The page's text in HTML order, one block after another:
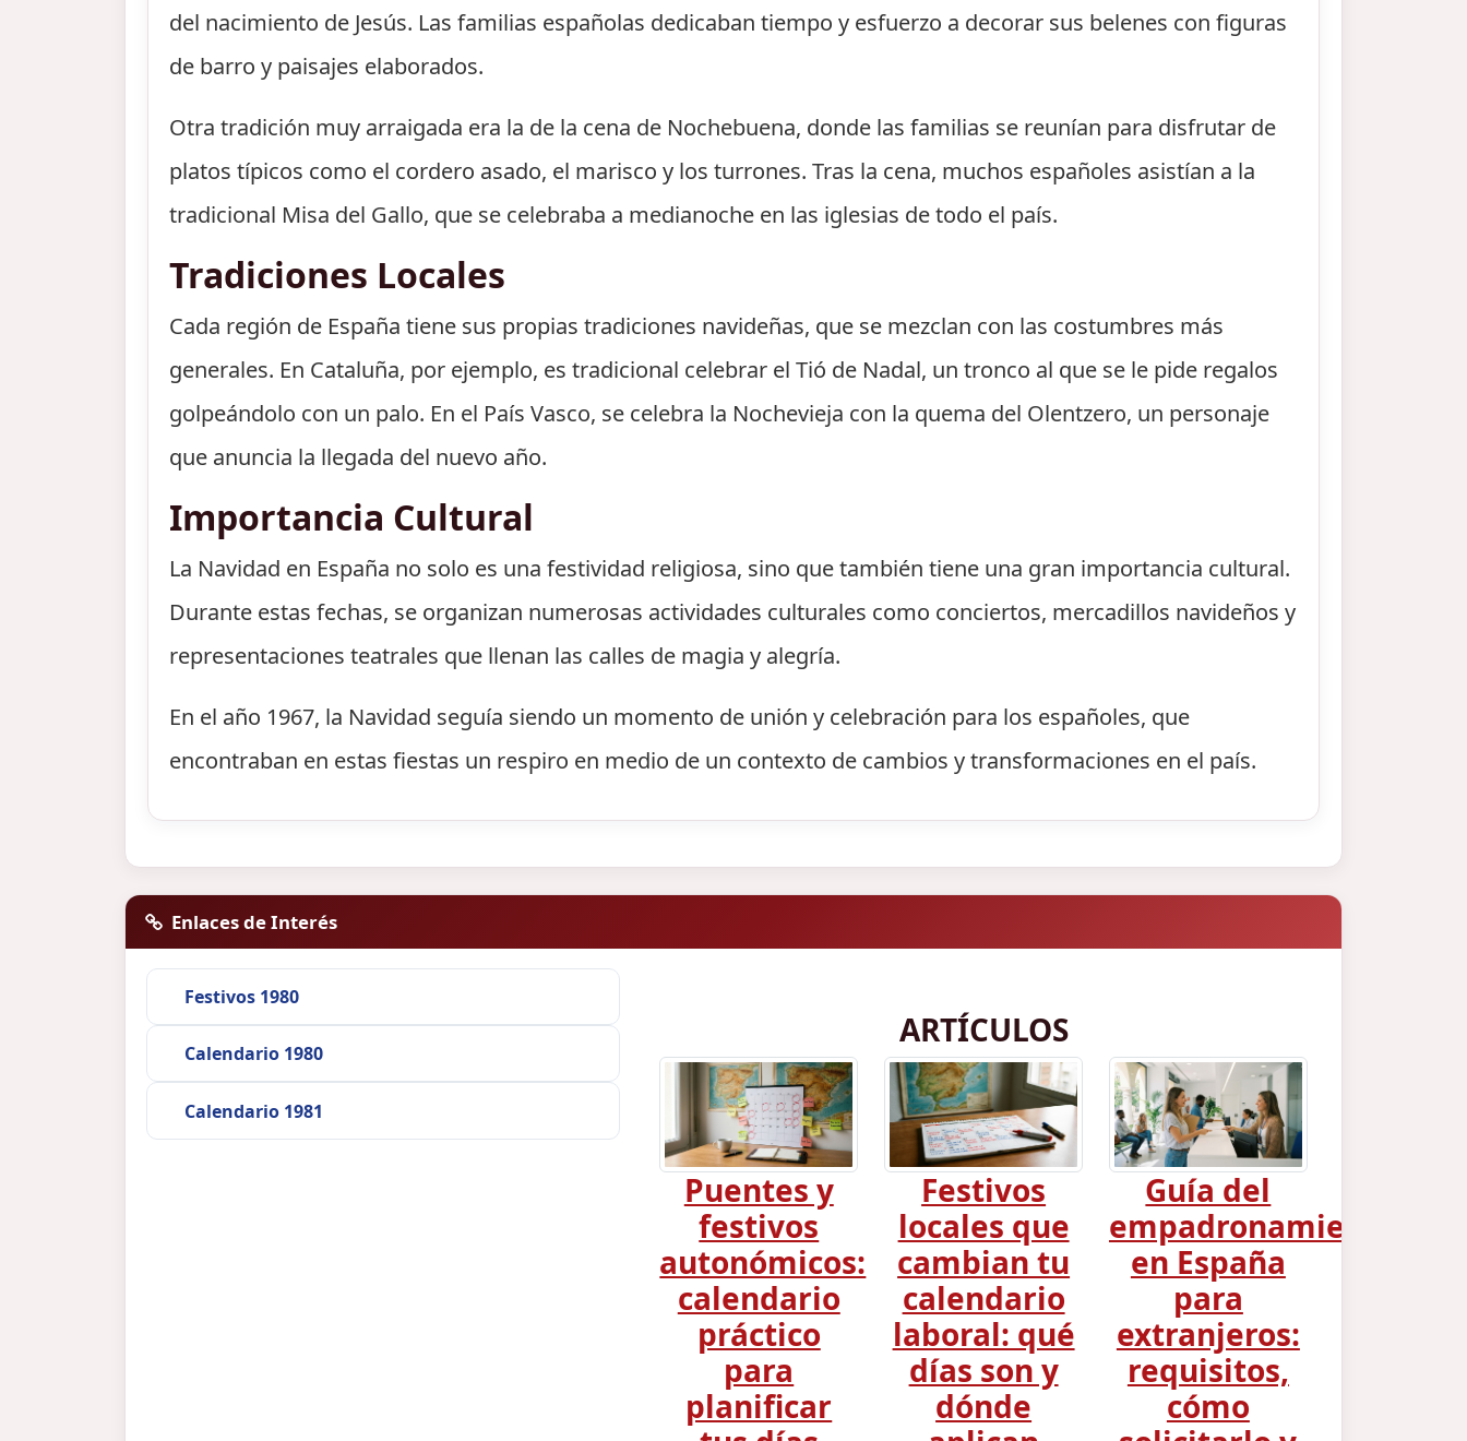
del nacimiento de Jesús. Las familias españolas dedicaban tiempo y esfuerzo a decorar sus belenes con figuras
de barro y paisajes elaborados.
Otra tradición muy arraigada era la de la cena de Nochebuena, donde las familias se reunían para disfrutar de
platos típicos como el cordero asado, el marisco y los turrones. Tras la cena, muchos españoles asistían a la
tradicional Misa del Gallo, que se celebraba a medianoche en las iglesias de todo el país.
Tradiciones Locales
Cada región de España tiene sus propias tradiciones navideñas, que se mezclan con las costumbres más
generales. En Cataluña, por ejemplo, es tradicional celebrar el Tió de Nadal, un tronco al que se le pide regalos
golpeándolo con un palo. En el País Vasco, se celebra la Nochevieja con la quema del Olentzero, un personaje
que anuncia la llegada del nuevo año.
Importancia Cultural
La Navidad en España no solo es una festividad religiosa, sino que también tiene una gran importancia cultural.
Durante estas fechas, se organizan numerosas actividades culturales como conciertos, mercadillos navideños y
representaciones teatrales que llenan las calles de magia y alegría.
En el año 1967, la Navidad seguía siendo un momento de unión y celebración para los españoles, que
encontraban en estas fiestas un respiro en medio de un contexto de cambios y transformaciones en el país.
Enlaces de Interés
Festivos 1980
Calendario 1980
Calendario 1981
ARTÍCULOS
Puentes y
festivos
autonómicos:
calendario
práctico
para
planificar
Festivos
locales que
cambian tu
calendario
laboral: qué
días son y
dónde
Guía del
empadronamiento
en España
para
extranjeros:
requisitos,
cómo